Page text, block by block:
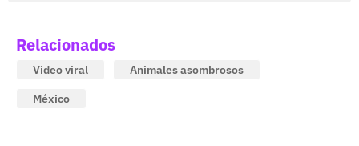
Relacionados
Video viral
Animales asombrosos
México